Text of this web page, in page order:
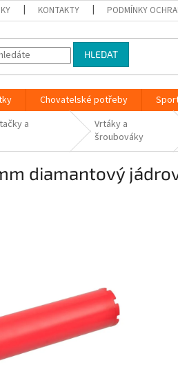
KONTAKTY PODMÍNKY
HLEDAT
Chovatelské potřeby
a
Vrtáky a
šroubováky
diamantový